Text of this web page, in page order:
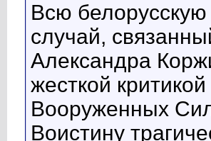
Всю
случай,
Александра
жесткой
Вооруженных
Воистину